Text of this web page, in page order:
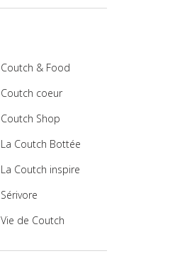
Coutch & Food
Coutch coeur
Coutch Shop
La Coutch Bottée
La Coutch inspire
Sérivore
Vie de Coutch